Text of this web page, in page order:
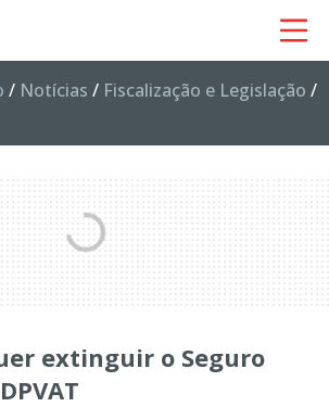
/ Notícias / Fiscalização e Legislação /
extinguir o Seguro